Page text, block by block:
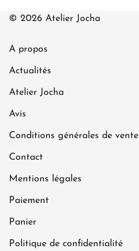
© 2026 Atelier Jocha
A propos
Actualités
Atelier Jocha
Avis
Conditions générales de vente
Contact
Mentions légales
Paiement
Panier
Politique de confidentialité